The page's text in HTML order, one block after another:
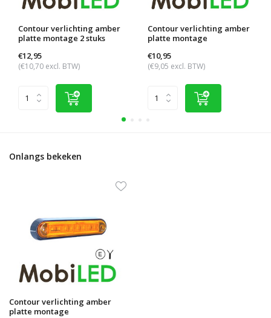
Contour verlichting amber
platte montage 2 stuks
€12,95
(€10,70 excl. BTW)
Contour verlichting amber
platte montage
€10,95
(€9,05 excl. BTW)
Onlangs bekeken
Contour verlichting amber
platte montage